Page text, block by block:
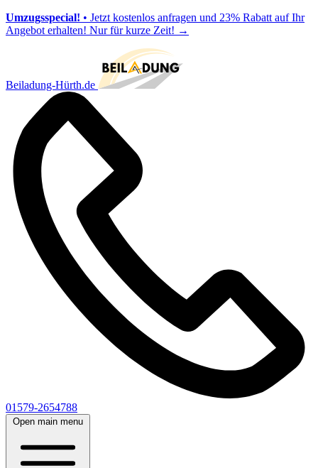
Umzugsspecial! • Jetzt kostenlos anfragen und 23% Rabatt auf Ihr
Angebot erhalten! Nur für kurze Zeit! →
Beiladung-Hürth.de
01579-2654788
Open main menu